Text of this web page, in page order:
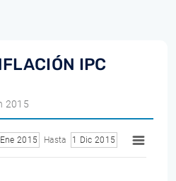
IPC
2015
2015 Hasta 1 Dic 2015